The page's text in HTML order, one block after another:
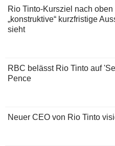
Rio Tinto-Kursziel nach
„konstruktive“ kurzfristige
sieht
RBC belässt Rio Tinto auf
Pence
Neuer CEO von Rio Tinto